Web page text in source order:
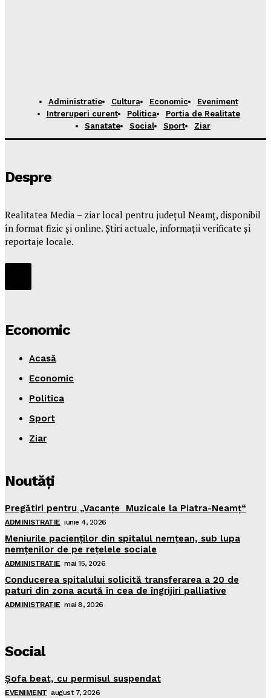
Administratie Cultura Economic
Eveniment
Intreruperi curent
Politica
Portia de Realitate
Sanatate
Social Sport Ziar
Despre
Realitatea Media – ziar local pentru județul Neamț, disponibil
în format fizic și online. Știri actuale, informații verificate și
reportaje locale.
Economic
Acasă
Economic
Politica
Sport
Ziar
Noutăţi
Pregătiri pentru „Vacanţe Muzicale la Piatra-Neamţ“
ADMINISTRATIE iunie 4, 2026
Meniurile pacienţilor din spitalul nemţean, sub lupa
nemţenilor de pe reţelele sociale
ADMINISTRATIE mai 15, 2026
Conducerea spitalului solicită transferarea a 20 de
paturi din zona acută în cea de îngrijiri palliative
ADMINISTRATIE mai 8, 2026
Social
Şofa beat, cu permisul suspendat
EVENIMENT august 7, 2026